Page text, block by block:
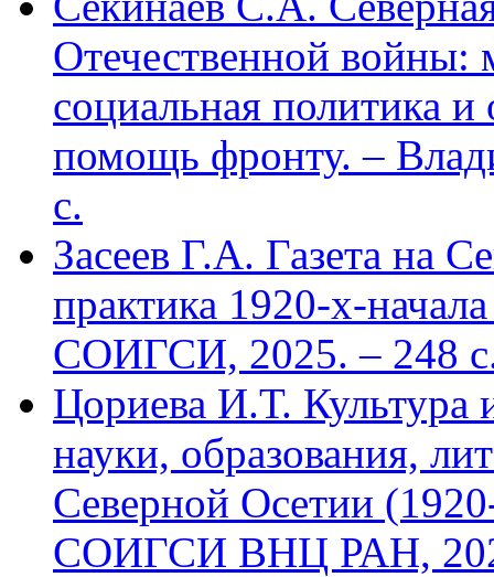
Отечественной войны:
социальная политика
помощь фронту. –
с.
Засеев Г.А. Газета на
практика 1920-х-
СОИГСИ, 2025. – 248
Цориева И.Т. Культура
науки, образования,
Северной Осетии
СОИГСИ ВНЦ РАН,